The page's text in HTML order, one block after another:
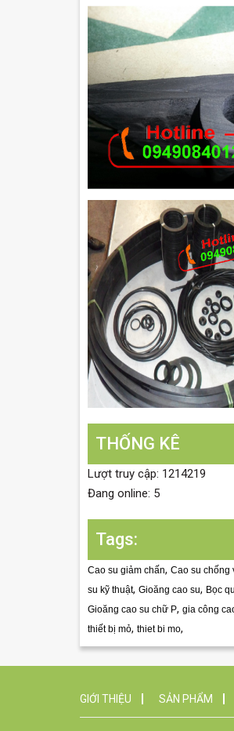
THỐNG KÊ
Lượt truy cập: 1214219
Đang online: 5
Tags:
Cao su giảm chấn, Cao su chống
su kỹ thuật, Gioăng cao su, Bọc
Gioăng cao su chữ P, gia công
thiết bị mỏ, thiet bi mo,
GIỚI THIỆU SẢN PHẨM